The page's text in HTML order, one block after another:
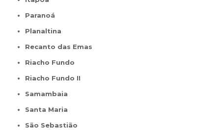
Paranoá
Planaltina
Recanto das Emas
Riacho Fundo
Riacho Fundo II
Samambaia
Santa Maria
São Sebastião